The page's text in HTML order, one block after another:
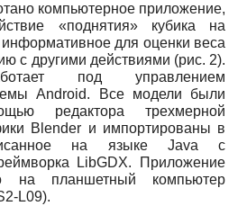
компьютерное приложение,
«поднятия» кубика на
информативное для оценки веса
с другими действиями (рис. 2).
под управлением
Android. Все модели были
редактора трехмерной
Blender и импортированы в
на языке Java с
LibGDX. Приложение
на планшетный компьютер
L09).